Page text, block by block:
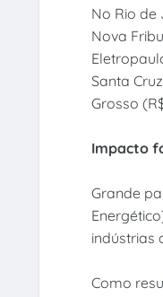
No Rio de
Nova
Santa
Grosso
Impacto
Grande
indústrias
Como